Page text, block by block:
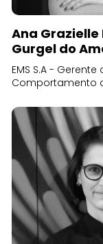
Ana
Gurgel do
EMS S.A -
Comportamento